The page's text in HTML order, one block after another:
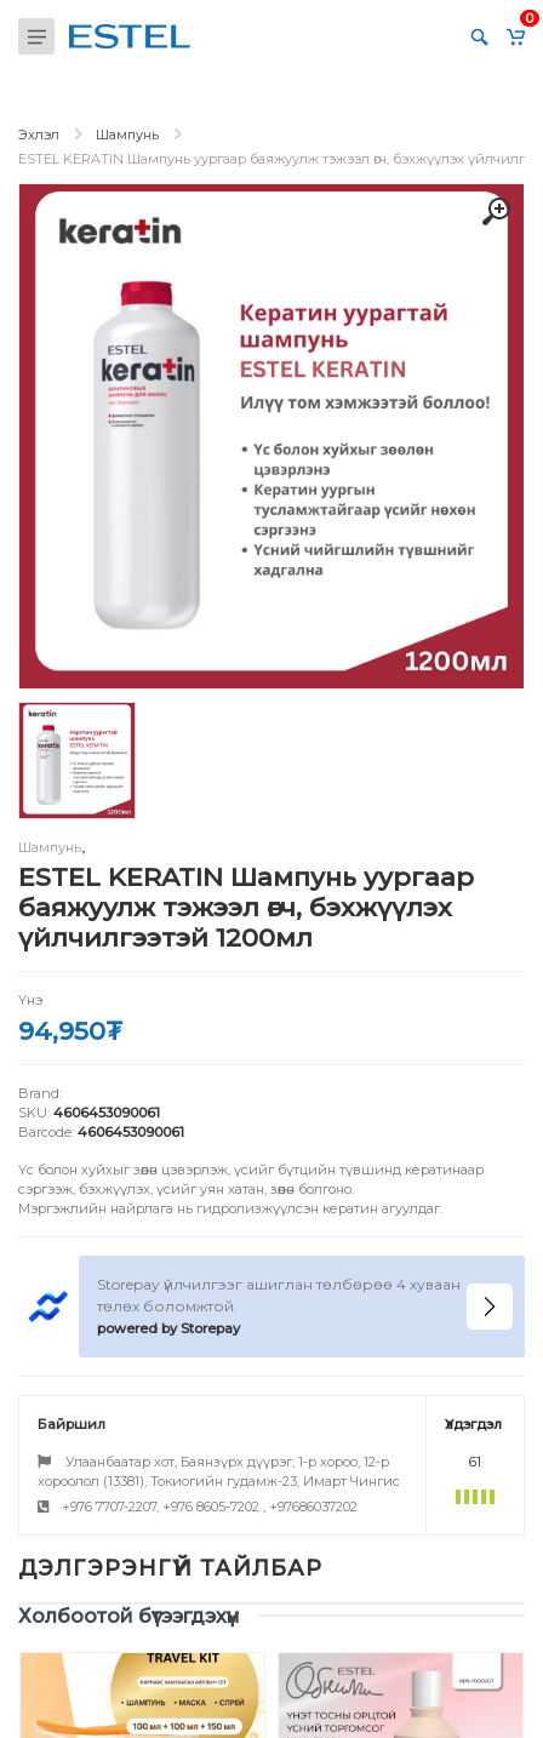
0
Эхлэл
Шампунь
ESTEL KERATIN Шампунь уургаар баяжуулж тэжээл өгч, бэхжүүлэх
Шампунь,
ESTEL KERATIN Шампунь уургаар
баяжуулж тэжээл өгч, бэхжүүлэх
үйлчилгээтэй 1200мл
Үнэ
94,950₮
Brand:
SKU: 4606453090061
Barcode: 4606453090061
Үс болон хуйхыг зөөлөн цэвэрлэж, үсийг бүтцийн түвшинд кератинаар
сэргээж, бэхжүүлэх, үсийг уян хатан, зөөлөн болгоно.
Мэргэжлийн найрлага нь гидролизжүүлсэн кератин агуулдаг.
Storepay үйлчилгээг ашиглан төлбөрөө 4 хуваан
төлөх боломжтой.
powered by Storepay
Байршил
Улаанбаатар хот, Баянзүрх дүүрэг, 1-р хороо, 12-р
хороолол (13381), Токиогийн гудамж-23, Имарт Чингис
+976 7707-2207, +976 8605-7202 , +97686037202
Үлдэгдэл
61
Үзүүлэлтүүд
Холбоотой бүтээгдэхүүн